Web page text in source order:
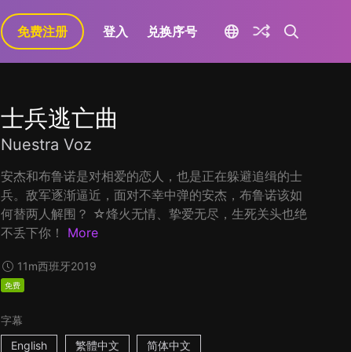
免费注册 登入 兑换序号
士兵逃亡曲
Nuestra Voz
安杰和布鲁诺是对相爱的恋人，也是正在躲避追缉的士
兵。敌军逐渐逼近，面对不幸中弹的安杰，布鲁诺该如
何替两人解围？ ☆烽火无情、挚爱无尽，生死关头也绝
不丢下你！
More
11m西班牙2019
免费
字幕
English
繁體中文 简体中文